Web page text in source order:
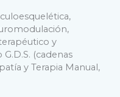
y
(cadenas
y Terapia Manual,